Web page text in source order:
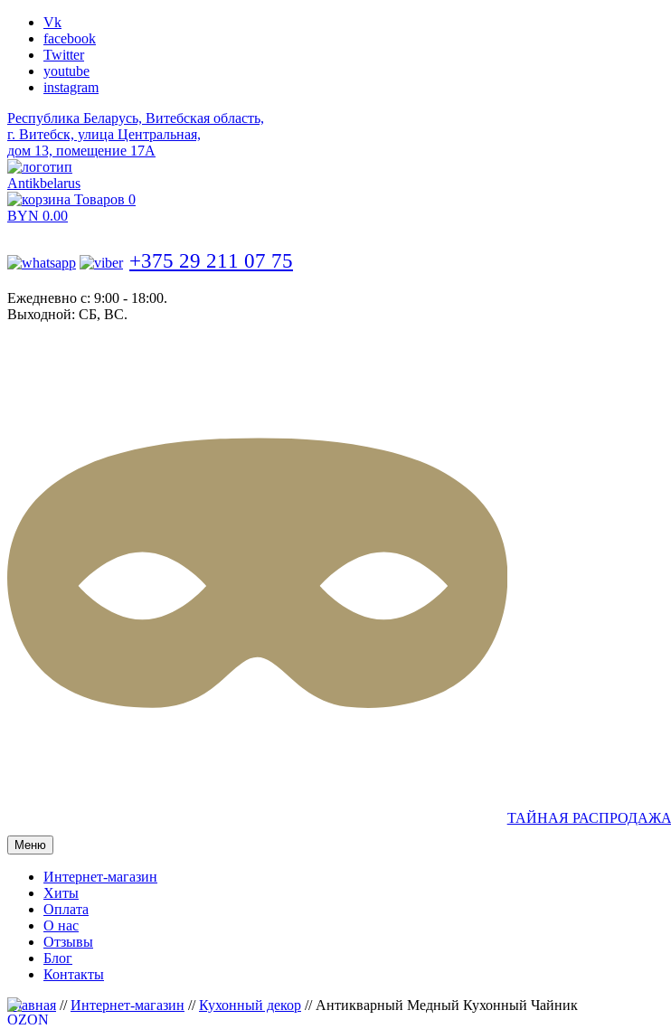
Vk
facebook
Twitter
youtube
instagram
Республика Беларусь, Витебская область,
г. Витебск, улица Центральная,
дом 13, помещение 17А
Antikbelarus
Товаров 0
BYN 0.00
+375 29 211 07 75
Ежедневно с: 9:00 - 18:00.
Выходной: СБ, ВС.
ТАЙНАЯ РАСПРОДАЖА
Меню
Интернет-магазин
Хиты
Оплата
О нас
Отзывы
Блог
Контакты
Главная //Интернет-магазин //Кухонный декор // Антикварный Медный Кухонный Чайник